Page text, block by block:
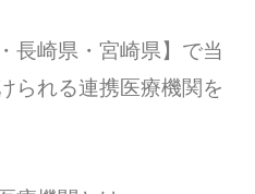
長崎県・宮崎県】で当
られる連携医療機関を